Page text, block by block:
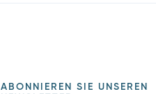
ABONNIEREN SIE UNSEREN